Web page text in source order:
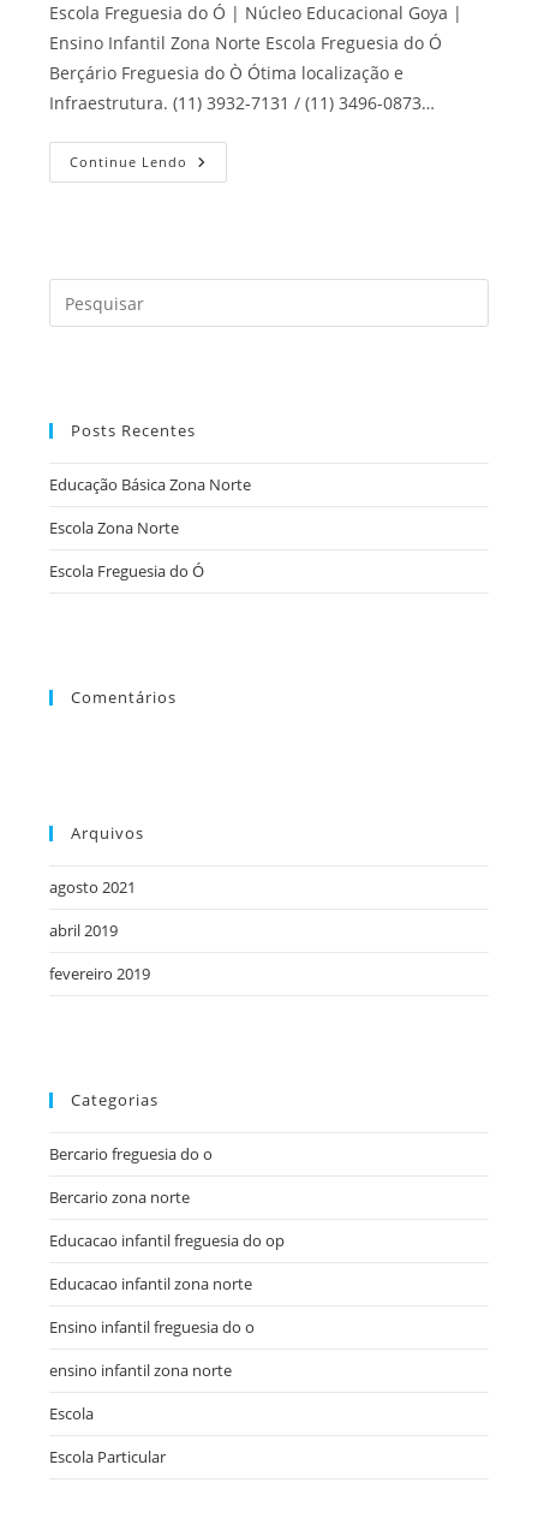
Escola Freguesia do Ó | Núcleo Educacional Goya |
Ensino Infantil Zona Norte Escola Freguesia do Ó
Berçário Freguesia do Ò Ótima localização e
Infraestrutura. (11) 3932-7131 / (11) 3496-0873…
Continue Lendo Escola
Freguesia
a
Posts Recentes
Educação Básica Zona Norte
Escola Zona Norte
Escola Freguesia do Ó
Comentários
Arquivos
agosto 2021
abril 2019
fevereiro 2019
Categorias
Bercario freguesia do o
Bercario zona norte
Educacao infantil freguesia do op
Educacao infantil zona norte
Ensino infantil freguesia do o
ensino infantil zona norte
Escola
Escola Particular